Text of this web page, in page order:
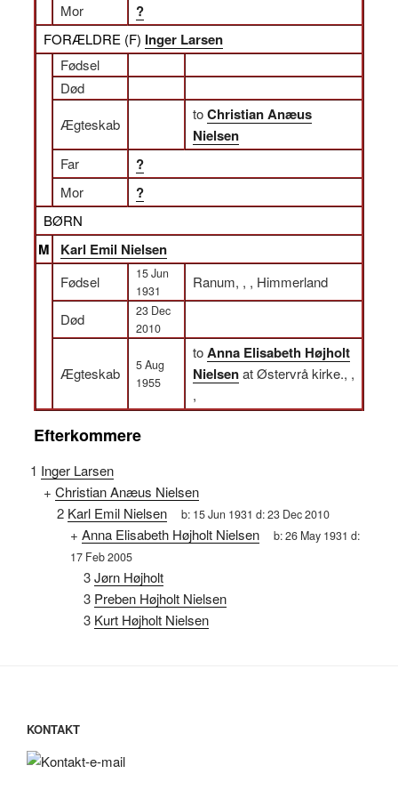
Mor ?
FORÆLDRE (F) Inger Larsen
Fødsel
Død
Ægteskab
toChristian Anæus
Nielsen
Far ?
Mor ?
BØRN
M Karl Emil Nielsen
Fødsel
15 Jun
1931
Ranum, , , Himmerland
Død
23 Dec
2010
Ægteskab
5 Aug
1955
toAnna Elisabeth Højholt
Nielsenat Østervrå kirke., ,
,
Efterkommere
1 Inger Larsen
+ Christian Anæus Nielsen
2 Karl Emil Nielsen b: 15 Jun 1931 d:23 Dec 2010
+ Anna Elisabeth Højholt Nielsen b:26 May 1931 d:
17 Feb 2005
3Jørn Højholt
3 Preben Højholt Nielsen
3 Kurt Højholt Nielsen
KONTAKT